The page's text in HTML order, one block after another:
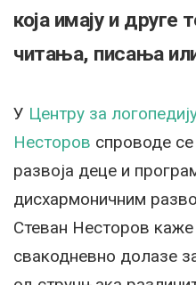
која имају и друге
читања, писања
У Центру за
Несторов спроводе
развоја деце и
дисхармоничним
Стеван Несторов
свакодневно долазе